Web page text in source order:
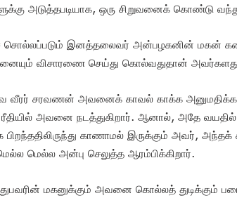
அடுத்தபடியாக, ஒரு சிறுவனைக் கொண்டு
சொல்லப்படும் இனத்தலைவர் அன்பழகனின் மகன்
விசாரணை செய்து கொல்வதுதான் அவர்களது
வீரர் சரவணன் அவனைக் காவல் காக்க
ரீதியில் அவனை நடத்துகிறார். ஆனால், அதே
பிறந்ததிலிருந்து காணாமல் இருக்கும் அவர்,
மெல்ல அன்பு செலுத்த ஆரம்பிக்கிறார்.
மகனுக்கும் அவனை கொல்லத் துடிக்கும்